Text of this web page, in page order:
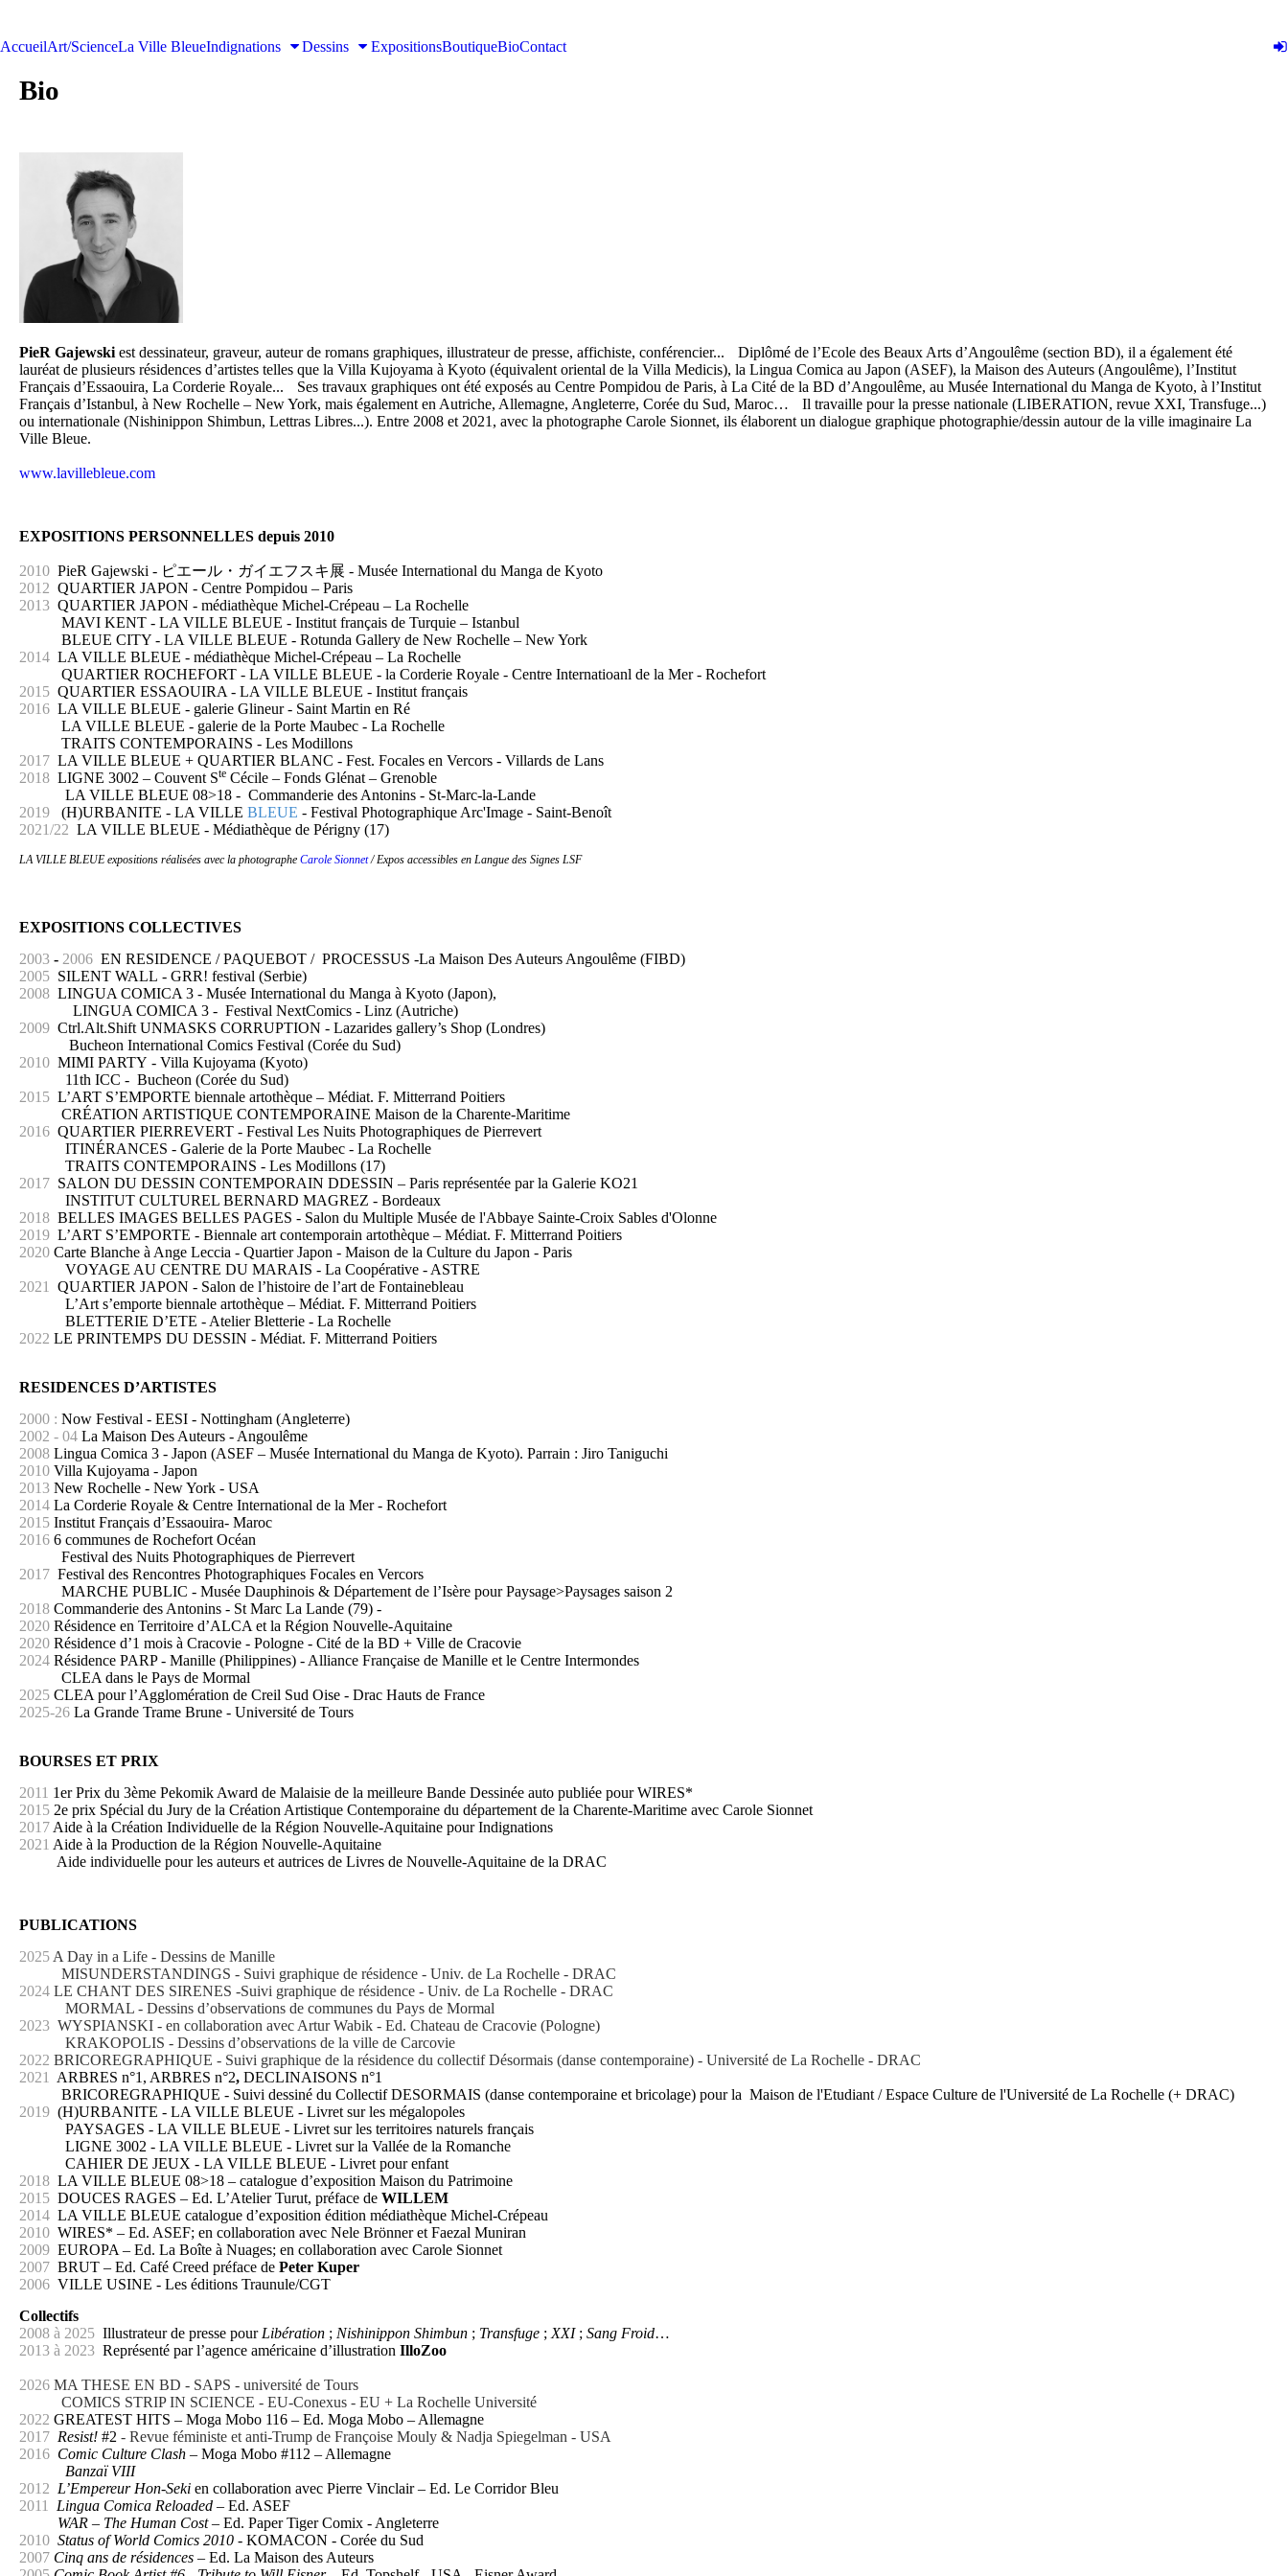
AccueilArt/ScienceLa Ville BleueIndignations Dessins ExpositionsBoutiqueBioContact
Bio
PieR Gajewski est dessinateur, graveur, auteur de romans graphiques, illustrateur de presse, affichiste, conférencier... Diplômé de l’Ecole des Beaux Arts d’Angoulême (section BD), il a également été
lauréat de plusieurs résidences d’artistes telles que la Villa Kujoyama à Kyoto (équivalent oriental de la Villa Medicis), la Lingua Comica au Japon (ASEF), la Maison des Auteurs (Angoulême), l’Institut
Français d’Essaouira, La Corderie Royale... Ses travaux graphiques ont été exposés au Centre Pompidou de Paris, à La Cité de la BD d’Angoulême, au Musée International du Manga de Kyoto, à l’Institut
Français d’Istanbul, à New Rochelle – New York, mais également en Autriche, Allemagne, Angleterre, Corée du Sud, Maroc… Il travaille pour la presse nationale (LIBERATION, revue XXI, Transfuge...)
ou internationale (Nishinippon Shimbun, Lettras Libres...). Entre 2008 et 2021, avec la photographe Carole Sionnet, ils élaborent un dialogue graphique photographie/dessin autour de la ville imaginaire La
Ville Bleue.
www.lavillebleue.com
EXPOSITIONS PERSONNELLES depuis 2010
2010 PieR Gajewski - ピエール・ガイエフスキ展 - Musée International du Manga de Kyoto
2012 QUARTIER JAPON - Centre Pompidou – Paris
2013 QUARTIER JAPON - médiathèque Michel-Crépeau – La Rochelle
MAVI KENT - LA VILLE BLEUE - Institut français de Turquie – Istanbul
BLEUE CITY - LA VILLE BLEUE - Rotunda Gallery de New Rochelle – New York
2014 LA VILLE BLEUE - médiathèque Michel-Crépeau – La Rochelle
QUARTIER ROCHEFORT - LA VILLE BLEUE - la Corderie Royale - Centre Internatioanl de la Mer - Rochefort
2015 QUARTIER ESSAOUIRA - LA VILLE BLEUE - Institut français
2016 LA VILLE BLEUE - galerie Glineur - Saint Martin en Ré
LA VILLE BLEUE - galerie de la Porte Maubec - La Rochelle
TRAITS CONTEMPORAINS - Les Modillons
2017 LA VILLE BLEUE + QUARTIER BLANC - Fest. Focales en Vercors - Villards de Lans
2018 LIGNE 3002 – Couvent Ste Cécile – Fonds Glénat – Grenoble
LA VILLE BLEUE 08>18 - Commanderie des Antonins - St-Marc-la-Lande
2019 (H)URBANITE - LA VILLE BLEUE - Festival Photographique Arc'Image - Saint-Benoît
2021/22 LA VILLE BLEUE - Médiathèque de Périgny (17)
LA VILLE BLEUE expositions réalisées avec la photographe Carole Sionnet/ Expos accessibles en Langue des Signes LSF
EXPOSITIONS COLLECTIVES
2003 - 2006 EN RESIDENCE / PAQUEBOT / PROCESSUS -La Maison Des Auteurs Angoulême (FIBD)
2005 SILENT WALL - GRR! festival (Serbie)
2008 LINGUA COMICA 3 - Musée International du Manga à Kyoto (Japon),
LINGUA COMICA 3 - Festival NextComics - Linz (Autriche)
2009 Ctrl.Alt.Shift UNMASKS CORRUPTION - Lazarides gallery’s Shop (Londres)
Bucheon International Comics Festival (Corée du Sud)
2010 MIMI PARTY - Villa Kujoyama (Kyoto)
11th ICC - Bucheon (Corée du Sud)
2015 L’ART S’EMPORTE biennale artothèque – Médiat. F. Mitterrand Poitiers
CRÉATION ARTISTIQUE CONTEMPORAINE Maison de la Charente-Maritime
2016 QUARTIER PIERREVERT - Festival Les Nuits Photographiques de Pierrevert
ITINÉRANCES - Galerie de la Porte Maubec - La Rochelle
TRAITS CONTEMPORAINS - Les Modillons (17)
2017 SALON DU DESSIN CONTEMPORAIN DDESSIN – Paris représentée par la Galerie KO21
INSTITUT CULTUREL BERNARD MAGREZ - Bordeaux
2018 BELLES IMAGES BELLES PAGES - Salon du Multiple Musée de l'Abbaye Sainte-Croix Sables d'Olonne
2019 L’ART S’EMPORTE - Biennale art contemporain artothèque – Médiat. F. Mitterrand Poitiers
2020 Carte Blanche à Ange Leccia - Quartier Japon - Maison de la Culture du Japon - Paris
VOYAGE AU CENTRE DU MARAIS - La Coopérative - ASTRE
2021
QUARTIER JAPON - Salon de l’histoire de l’art de Fontainebleau
L’Art s’emporte biennale artothèque – Médiat. F. Mitterrand Poitiers
BLETTERIE D’ETE - Atelier Bletterie - La Rochelle
2022 LE PRINTEMPS DU DESSIN - Médiat. F. Mitterrand Poitiers
RESIDENCES D’ARTISTES
2000 : Now Festival - EESI - Nottingham (Angleterre)
2002 - 04 La Maison Des Auteurs - Angoulême
2008 Lingua Comica 3 - Japon (ASEF – Musée International du Manga de Kyoto). Parrain : Jiro Taniguchi
2010 Villa Kujoyama - Japon
2013 New Rochelle - New York - USA
2014 La Corderie Royale & Centre International de la Mer - Rochefort
2015 Institut Français d’Essaouira- Maroc
2016 6 communes de Rochefort Océan
Festival des Nuits Photographiques de Pierrevert
2017 Festival des Rencontres Photographiques Focales en Vercors
MARCHE PUBLIC - Musée Dauphinois & Département de l’Isère pour Paysage>Paysages saison 2
2018 Commanderie des Antonins - St Marc La Lande (79) -
2020 Résidence en Territoire d’ALCA et la Région Nouvelle-Aquitaine
2020 Résidence d’1 mois à Cracovie - Pologne - Cité de la BD + Ville de Cracovie
2024 Résidence PARP - Manille (Philippines) - Alliance Française de Manille et le Centre Intermondes
CLEA dans le Pays de Mormal
2025 CLEA pour l’Agglomération de Creil Sud Oise - Drac Hauts de France
2025-26 La Grande Trame Brune - Université de Tours
BOURSES ET PRIX
2011 1er Prix du 3ème Pekomik Award de Malaisie de la meilleure Bande Dessinée auto publiée pour WIRES*
2015 2e prix Spécial du Jury de la Création Artistique Contemporaine du département de la Charente-Maritime avec Carole Sionnet
2017 Aide à la Création Individuelle de la Région Nouvelle-Aquitaine pour Indignations
2021 Aide à la Production de la Région Nouvelle-Aquitaine
Aide individuelle pour les auteurs et autrices de Livres de Nouvelle-Aquitaine de la DRAC
PUBLICATIONS
2025 A Day in a Life - Dessins de Manille
MISUNDERSTANDINGS - Suivi graphique de résidence - Univ. de La Rochelle - DRAC
2024 LE CHANT DES SIRENES -Suivi graphique de résidence - Univ. de La Rochelle - DRAC
MORMAL - Dessins d’observations de communes du Pays de Mormal
2023 WYSPIANSKI - en collaboration avec Artur Wabik - Ed. Chateau de Cracovie (Pologne)
KRAKOPOLIS - Dessins d’observations de la ville de Carcovie
2022 BRICOREGRAPHIQUE - Suivi graphique de la résidence du collectif Désormais (danse contemporaine) - Université de La Rochelle - DRAC
2021
ARBRES n°1, ARBRES n°2, DECLINAISONS n°1
BRICOREGRAPHIQUE - Suivi dessiné du Collectif DESORMAIS (danse contemporaine et bricolage) pour la Maison de l'Etudiant / Espace Culture de l'Université de La Rochelle (+ DRAC)
2019 (H)URBANITE - LA VILLE BLEUE - Livret sur les mégalopoles
PAYSAGES - LA VILLE BLEUE - Livret sur les territoires naturels français
LIGNE 3002 - LA VILLE BLEUE - Livret sur la Vallée de la Romanche
CAHIER DE JEUX - LA VILLE BLEUE - Livret pour enfant
2018 LA VILLE BLEUE 08>18 – catalogue d’exposition Maison du Patrimoine
2015 DOUCES RAGES – Ed. L’Atelier Turut, préface de WILLEM
2014 LA VILLE BLEUE catalogue d’exposition édition médiathèque Michel-Crépeau
2010 WIRES* – Ed. ASEF; en collaboration avec Nele Brönner et Faezal Muniran
2009 EUROPA – Ed. La Boîte à Nuages; en collaboration avec Carole Sionnet
2007 BRUT – Ed. Café Creed préface de Peter Kuper
2006 VILLE USINE - Les éditions Traunule/CGT
Collectifs
2008 à 2025 Illustrateur de presse pour Libération ; Nishinippon Shimbun ; Transfuge ; XXI ; Sang Froid…
2013 à 2023 Représenté par l’agence américaine d’illustration IlloZoo
2026 MA THESE EN BD - SAPS - université de Tours
COMICS STRIP IN SCIENCE - EU-Conexus - EU + La Rochelle Université
2022 GREATEST HITS – Moga Mobo 116 – Ed. Moga Mobo – Allemagne
2017 Resist! #2 - Revue féministe et anti-Trump de Françoise Mouly & Nadja Spiegelman - USA
2016 Comic Culture Clash – Moga Mobo #112 – Allemagne
Banzaï VIII
2012 L’Empereur Hon-Seki en collaboration avec Pierre Vinclair – Ed. Le Corridor Bleu
2011
Lingua Comica Reloaded – Ed. ASEF
WAR – The Human Cost– Ed. Paper Tiger Comix - Angleterre
2010 Status of World Comics 2010 - KOMACON - Corée du Sud
2007 Cinq ans de résidences – Ed. La Maison des Auteurs